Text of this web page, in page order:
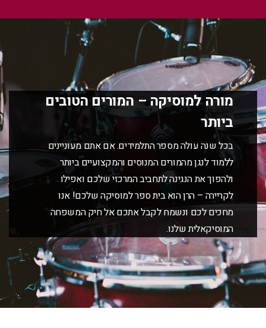
מורה למוסיקה – המורים הטובים
ביותר
בכל שנה עולה מספר התלמידים. אם אתם מעוניינים
ללמוד לנגן מהמורים המנוסים והמקצועיים ביותר
ולהפוך את הנגינה לתחביב המרכזי שלכם ואפילו
לקריירה – הרן הוא בית ספר למוסיקה שלכם! אנו
מחכים לכם ונשמח לקבל אתכם אל חיק המשפחה
המוסיקאלית שלנו.